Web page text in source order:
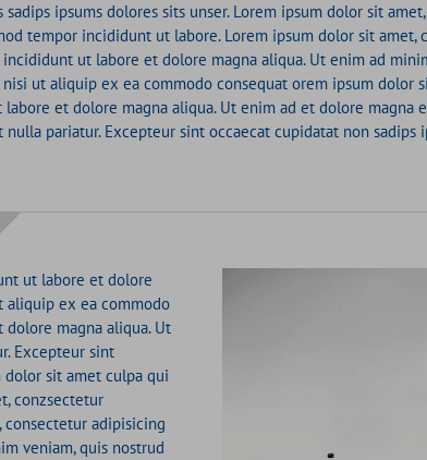
ipsums dolores sits unser. Lorem ipsum dolor sit
tempor incididunt ut labore. Lorem ipsum dolor sit amet,
ut labore et dolore magna aliqua. Ut enim ad
ut aliquip ex ea commodo consequat orem ipsum dolor
et dolore magna aliqua. Ut enim ad et dolore magna
pariatur. Excepteur sint occaecat cupidatat non sadips
ut labore et dolore
aliquip ex ea commodo
magna aliqua. Ut
Excepteur sint
dolor sit amet culpa qui
conzsectetur
adipisicing
veniam, quis nostrud